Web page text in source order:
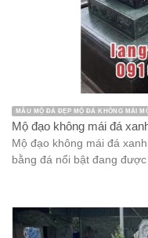
MẪU MỘ ĐÁ ĐẸP MỘ ĐÁ KHÔNG MÁI
Mộ đạo không mái đá
Mộ đạo không mái đá
bằng đá nổi bật đang